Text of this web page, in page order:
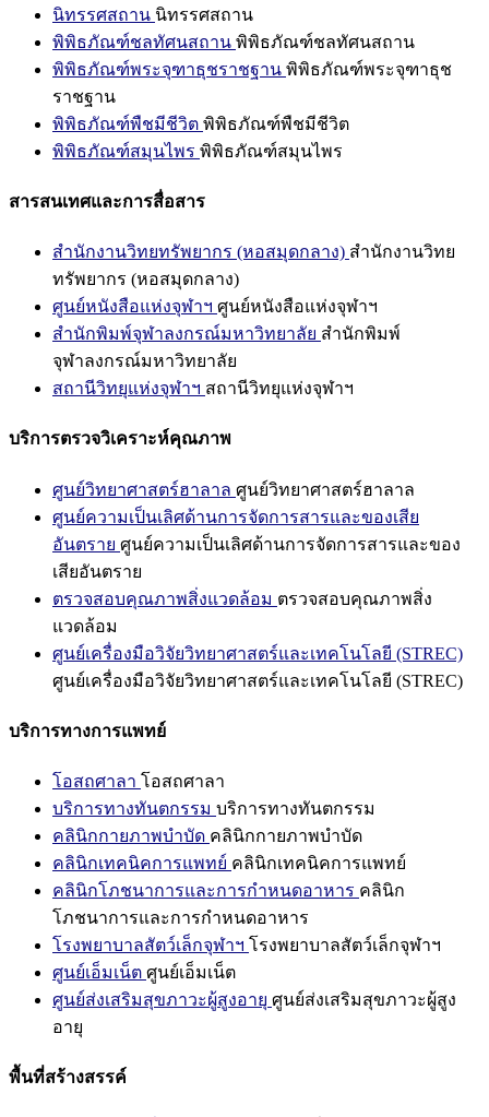
นิทรรศสถาน นิทรรศสถาน
พิพิธภัณฑ์ชลทัศนสถาน พิพิธภัณฑ์ชลทัศนสถาน
พิพิธภัณฑ์พระจุฑาธุชราชฐาน พิพิธภัณฑ์พระจุฑาธุช
ราชฐาน
พิพิธภัณฑ์พืชมีชีวิต พิพิธภัณฑ์พืชมีชีวิต
พิพิธภัณฑ์สมุนไพร พิพิธภัณฑ์สมุนไพร
สารสนเทศและการสื่อสาร
สำนักงานวิทยทรัพยากร (หอสมุดกลาง) สำนักงานวิทย
ทรัพยากร (หอสมุดกลาง)
ศูนย์หนังสือแห่งจุฬาฯ ศูนย์หนังสือแห่งจุฬาฯ
สำนักพิมพ์จุฬาลงกรณ์มหาวิทยาลัย สำนักพิมพ์
จุฬาลงกรณ์มหาวิทยาลัย
สถานีวิทยุแห่งจุฬาฯ สถานีวิทยุแห่งจุฬาฯ
บริการตรวจวิเคราะห์คุณภาพ
ศูนย์วิทยาศาสตร์ฮาลาล ศูนย์วิทยาศาสตร์ฮาลาล
ศูนย์ความเป็นเลิศด้านการจัดการสารและของเสีย
อันตราย ศูนย์ความเป็นเลิศด้านการจัดการสารและของ
เสียอันตราย
ตรวจสอบคุณภาพสิ่งแวดล้อม ตรวจสอบคุณภาพสิ่ง
แวดล้อม
ศูนย์เครื่องมือวิจัยวิทยาศาสตร์และเทคโนโลยี (STREC)
ศูนย์เครื่องมือวิจัยวิทยาศาสตร์และเทคโนโลยี (STREC)
บริการทางการแพทย์
โอสถศาลา โอสถศาลา
บริการทางทันตกรรม บริการทางทันตกรรม
คลินิกกายภาพบำบัด คลินิกกายภาพบำบัด
คลินิกเทคนิคการแพทย์ คลินิกเทคนิคการแพทย์
คลินิกโภชนาการและการกำหนดอาหาร คลินิก
โภชนาการและการกำหนดอาหาร
โรงพยาบาลสัตว์เล็กจุฬาฯ โรงพยาบาลสัตว์เล็กจุฬาฯ
ศูนย์เอ็มเน็ต ศูนย์เอ็มเน็ต
ศูนย์ส่งเสริมสุขภาวะผู้สูงอายุ ศูนย์ส่งเสริมสุขภาวะผู้สูง
อายุ
พื้นที่สร้างสรรค์